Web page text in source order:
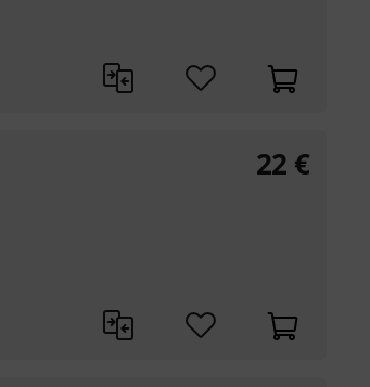
22 €